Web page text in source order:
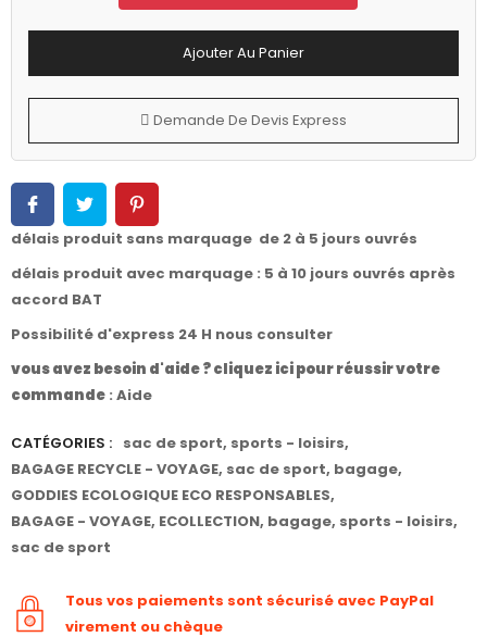
Ajouter Au Panier
Demande De Devis Express
délais produit sans marquage de 2 à 5 jours ouvrés
délais produit avec marquage : 5 à 10 jours ouvrés après
accord BAT
Possibilité d'express 24 H nous consulter
vous avez besoin d'aide ? cliquez ici pour réussir votre
commande : Aide
CATÉGORIES : sac de sport, sports - loisirs,
BAGAGE RECYCLE - VOYAGE, sac de sport, bagage,
GODDIES ECOLOGIQUE ECO RESPONSABLES,
BAGAGE - VOYAGE, ECOLLECTION, bagage, sports - loisirs,
sac de sport
Tous vos paiements sont sécurisé avec PayPal
virement ou chèque